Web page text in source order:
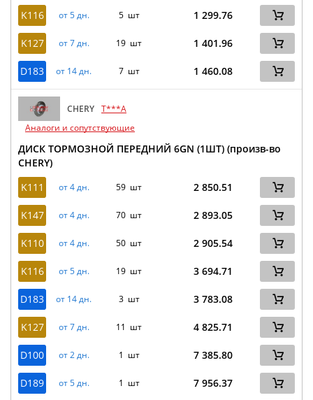
K116 от 5 дн. 5 шт 1 299.76
K127 от 7 дн. 19 шт 1 401.96
D183 от 14 дн. 7 шт 1 460.08
CHERY T***A
Аналоги и сопутствующие
ДИСК ТОРМОЗНОЙ ПЕРЕДНИЙ 6GN (1ШТ) (произв-во
CHERY)
K111
от 4 дн. 59 шт 2 850.51
K147 от 4 дн. 70 шт 2 893.05
K110 от 4 дн. 50 шт 2 905.54
K116 от 5 дн. 19 шт 3 694.71
D183 от 14 дн. 3 шт 3 783.08
K127 от 7 дн. 11 шт 4 825.71
D100 от 2 дн. 1 шт 7 385.80
D189 от 5 дн. 1 шт 7 956.37